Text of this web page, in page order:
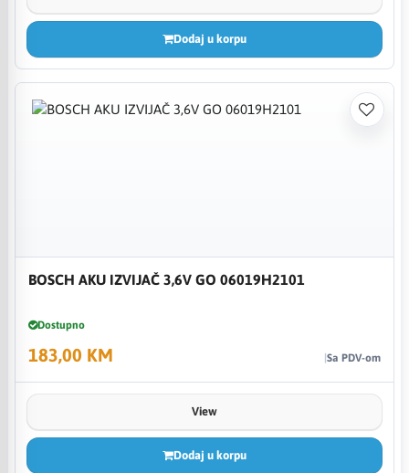
Dodaj u korpu
BOSCH AKU IZVIJAČ 3,6V GO 06019H2101
Dostupno
183,00 KM Sa PDV-om
View
Dodaj u korpu